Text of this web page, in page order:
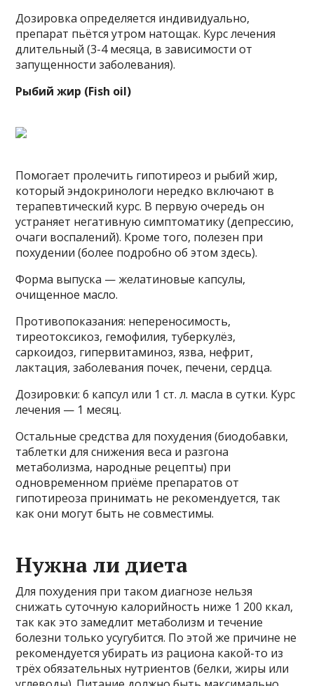
Дозировка определяется индивидуально,
препарат пьётся утром натощак. Курс лечения
длительный (3-4 месяца, в зависимости от
запущенности заболевания).
Рыбий жир (Fish oil)
Помогает пролечить гипотиреоз и рыбий жир,
который эндокринологи нередко включают в
терапевтический курс. В первую очередь он
устраняет негативную симптоматику (депрессию,
очаги воспалений). Кроме того, полезен при
похудении (более подробно об этом здесь).
Форма выпуска — желатиновые капсулы,
очищенное масло.
Противопоказания: непереносимость,
тиреотоксикоз, гемофилия, туберкулёз,
саркоидоз, гипервитаминоз, язва, нефрит,
лактация, заболевания почек, печени, сердца.
Дозировки: 6 капсул или 1 ст. л. масла в сутки. Курс
лечения — 1 месяц.
Остальные средства для похудения (биодобавки,
таблетки для снижения веса и разгона
метаболизма, народные рецепты) при
одновременном приёме препаратов от
гипотиреоза принимать не рекомендуется, так
как они могут быть не совместимы.
Нужна ли диета
Для похудения при таком диагнозе нельзя
снижать суточную калорийность ниже 1 200 ккал,
так как это замедлит метаболизм и течение
болезни только усугубится. По этой же причине не
рекомендуется убирать из рациона какой-то из
трёх обязательных нутриентов (белки, жиры или